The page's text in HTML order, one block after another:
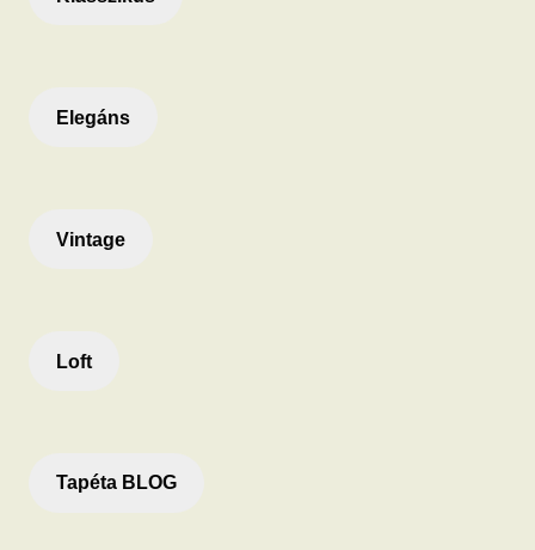
Elegáns
Vintage
Loft
Tapéta BLOG